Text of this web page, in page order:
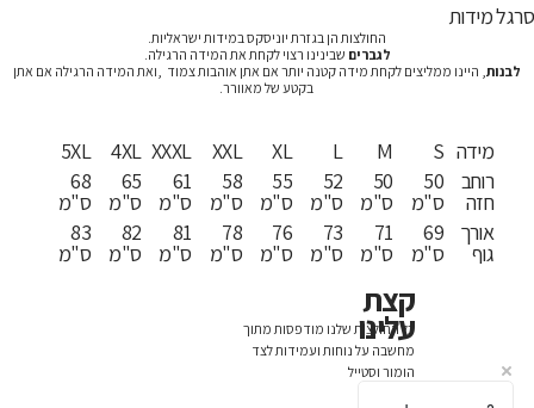
סרגל מידות
החולצות הן בגזרת יוניסקס במידות ישראליות.
לגברים שבינינו רצוי לקחת את המידה הרגילה.
לבנות, היינו ממליצים לקחת מידה קטנה יותר אם אתן אוהבות צמוד ,ואת המידה הרגילה אם אתן
בקטע של מאוורר.
5XL
68
ס"מ
83
ס"מ
4XL
65
ס"מ
82
ס"מ
XXXL
61
ס"מ
81
ס"מ
XXL
58
ס"מ
78
ס"מ
XL
55
ס"מ
76
ס"מ
L
52
ס"מ
73
ס"מ
M
50
ס"מ
71
ס"מ
S
50
ס"מ
69
ס"מ
מידה
רוחב
חזה
אורך
גוף
כל החולצות שלנו מודפסות מתוך
מחשבה על נוחות ועמידות לצד
הומור וסטייל
קצת
עלינו